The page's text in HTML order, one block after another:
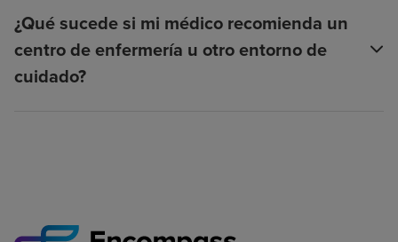
¿Qué sucede si mi médico recomienda un
centro de enfermería u otro entorno de
cuidado?